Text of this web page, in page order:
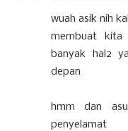
wuah asik nih
membuat kita
banyak hal2
depan
hmm dan
penyelamat